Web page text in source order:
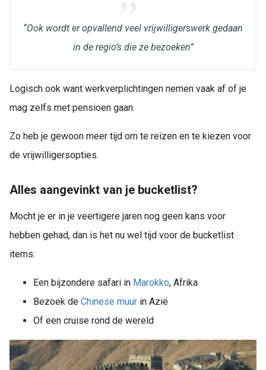
“Ook wordt er opvallend veel vrijwilligerswerk gedaan
in de regio’s die ze bezoeken”
Logisch ook want werkverplichtingen nemen vaak af of je
mag zelfs met pensioen gaan.
Zo heb je gewoon meer tijd om te reizen en te kiezen voor
de vrijwilligersopties.
Alles aangevinkt van je bucketlist?
Mocht je er in je veertigere jaren nog geen kans voor
hebben gehad, dan is het nu wel tijd voor de bucketlist
items:
Een bijzondere safari in Marokko, Afrika
Bezoek de Chinese muur in Azië
Of een cruise rond de wereld